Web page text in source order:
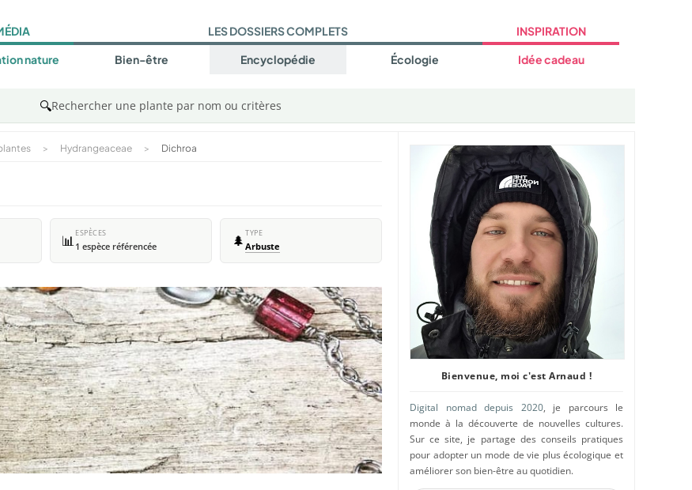
nature
LES DOSSIERS COMPLETS
Bien-être Encyclopédie Écologie
INSPIRATION
Idée cadeau
🔍Rechercher une plante par nom ou critères
> Hydrangeaceae > Dichroa
📊 ESPÈCES
1 espèce référencée 🌲 TYPE
Arbuste
Bienvenue, moi c'est Arnaud !
Digital nomad depuis 2020, je parcours le
monde à la découverte de nouvelles cultures.
Sur ce site, je partage des conseils pratiques
pour adopter un mode de vie plus écologique et
améliorer son bien-être au quotidien.